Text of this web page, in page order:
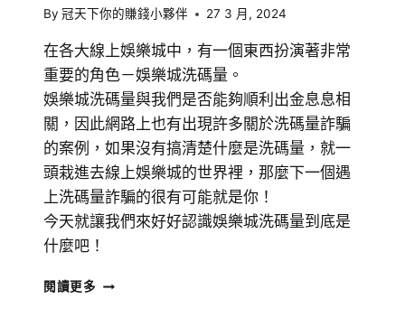
By 冠天下你的賺錢小夥伴 27 3 月, 2024
在各大線上娛樂城中，有一個東西扮演著非常
重要的角色－娛樂城洗碼量。
娛樂城洗碼量與我們是否能夠順利出金息息相
關，因此網路上也有出現許多關於洗碼量詐騙
的案例，如果沒有搞清楚什麼是洗碼量，就一
頭栽進去線上娛樂城的世界裡，那麼下一個遇
上洗碼量詐騙的很有可能就是你！
今天就讓我們來好好認識娛樂城洗碼量到底是
什麼吧！
閱讀更多